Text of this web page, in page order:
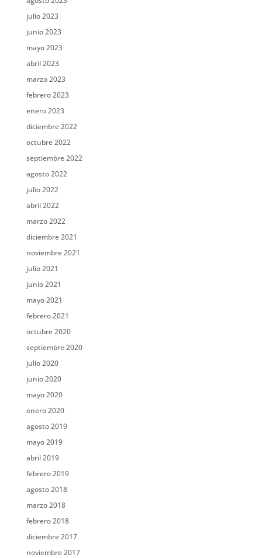
julio 2023
junio 2023
mayo 2023
abril 2023
marzo 2023
febrero 2023
enero 2023
diciembre 2022
octubre 2022
septiembre 2022
agosto 2022
julio 2022
abril 2022
marzo 2022
diciembre 2021
noviembre 2021
julio 2021
junio 2021
mayo 2021
febrero 2021
octubre 2020
septiembre 2020
julio 2020
junio 2020
mayo 2020
enero 2020
agosto 2019
mayo 2019
abril 2019
febrero 2019
agosto 2018
marzo 2018
febrero 2018
diciembre 2017
noviembre 2017